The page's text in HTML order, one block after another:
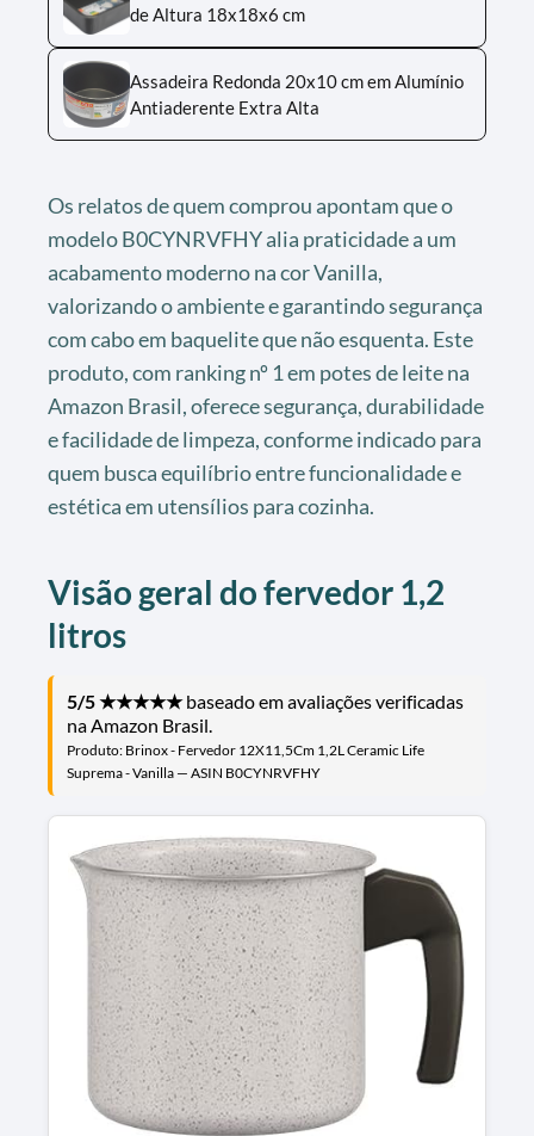
de Altura 18x18x6 cm
Assadeira Redonda 20x10 cm em Alumínio
Antiaderente Extra Alta
Os relatos de quem comprou apontam que o
modelo B0CYNRVFHY alia praticidade a um
acabamento moderno na cor Vanilla,
valorizando o ambiente e garantindo segurança
com cabo em baquelite que não esquenta. Este
produto, com ranking nº 1 em potes de leite na
Amazon Brasil, oferece segurança, durabilidade
e facilidade de limpeza, conforme indicado para
quem busca equilíbrio entre funcionalidade e
estética em utensílios para cozinha.
Visão geral dofervedor 1,2
litros
5/5 ★★★★★baseado em avaliações verificadas
na Amazon Brasil.
Produto: Brinox - Fervedor 12X11,5Cm 1,2L Ceramic Life
Suprema - Vanilla — ASIN B0CYNRVFHY